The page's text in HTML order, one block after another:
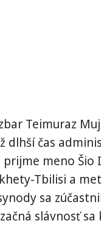
Teimuraz
dlhší čas
meno Šio
Tbilisi a
sa
slávnosť sa